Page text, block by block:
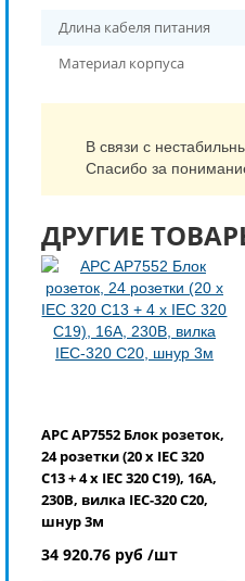
Длина кабеля питания
Материал корпуса
В связи с
Спасибо за
ДРУГИЕ
APC AP7552 Блок розеток,
24 розетки (20 х IEC 320
C13 + 4 х IEC 320 C19), 16А,
230В, вилка IEC-320 C20,
шнур 3м
34 920.76 руб /шт